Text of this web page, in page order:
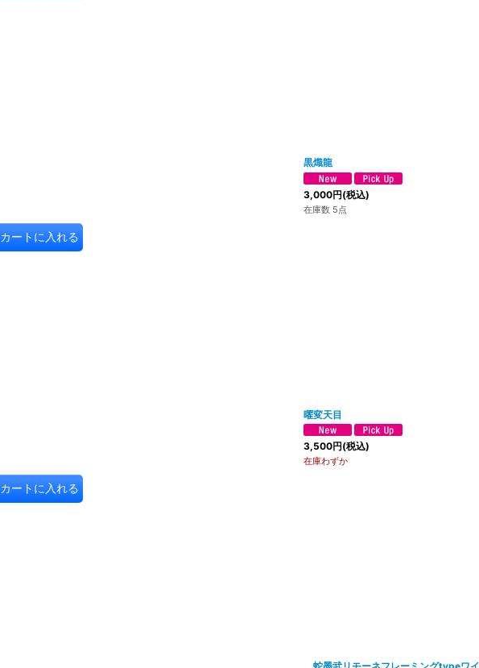
カートに入れる
黒熾龍
3,000円(税込)
在庫数 5点
カートに入れる
曜変天目
3,500円(税込)
在庫わずか